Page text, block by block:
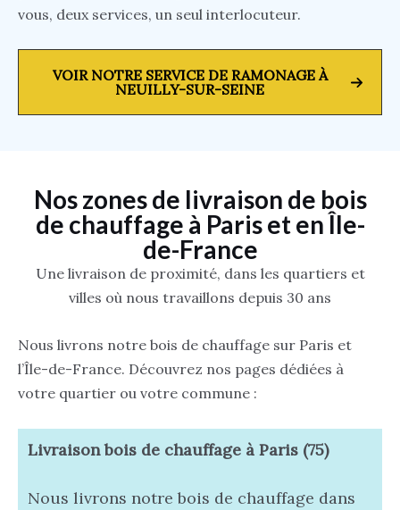
vous, deux services, un seul interlocuteur.
VOIR NOTRE SERVICE DE RAMONAGE À
NEUILLY-SUR-SEINE
Nos zones de livraison de bois
de chauffage à Paris et en Île-
de-France
Une livraison de proximité, dans les quartiers et
villes où nous travaillons depuis 30 ans
Nous livrons notre bois de chauffage sur Paris et
l’Île-de-France. Découvrez nos pages dédiées à
votre quartier ou votre commune :
Livraison bois de chauffage à Paris (75)
Nous livrons notre bois de chauffage dans